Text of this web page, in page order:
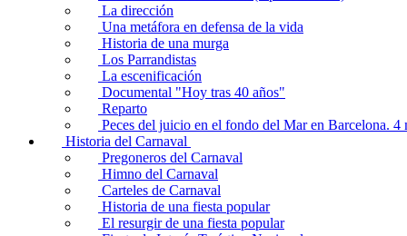
La dirección
Una metáfora en defensa de la vida
Historia de una murga
Los Parrandistas
La escenificación
Documental "Hoy tras 40 años"
Reparto
Peces del juicio en el fondo del Mar en Barcelona. 4
Historia del Carnaval
Pregoneros del Carnaval
Himno del Carnaval
Carteles de Carnaval
Historia de una fiesta popular
El resurgir de una fiesta popular